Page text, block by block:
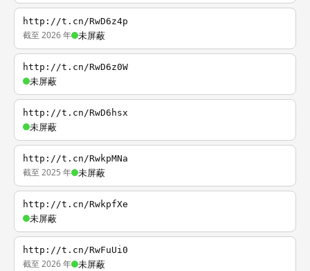
http://t.cn/RwD6z4p
截至 2026 年 未屏蔽
http://t.cn/RwD6z0W
未屏蔽
http://t.cn/RwD6hsx
未屏蔽
http://t.cn/RwkpMNa
截至 2025 年 未屏蔽
http://t.cn/RwkpfXe
未屏蔽
http://t.cn/RwFuUi0
截至 2026 年 未屏蔽